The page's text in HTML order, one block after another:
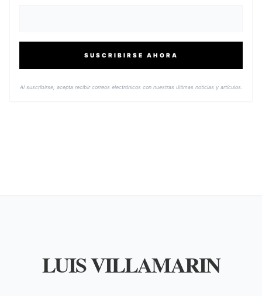
SUSCRIBIRSE AHORA
Al suscribirse, acepta recibir correos electrónicos con nuestras últimas noticias y artículos.
LUIS VILLAMARIN